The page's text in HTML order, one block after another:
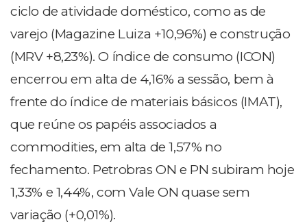
ciclo de atividade doméstico, como as de
varejo (Magazine Luiza +10,96%) e construção
(MRV +8,23%). O índice de consumo (ICON)
encerrou em alta de 4,16% a sessão, bem à
frente do índice de materiais básicos (IMAT),
que reúne os papéis associados a
commodities, em alta de 1,57% no
fechamento. Petrobras ON e PN subiram hoje
1,33% e 1,44%, com Vale ON quase sem
variação (+0,01%).